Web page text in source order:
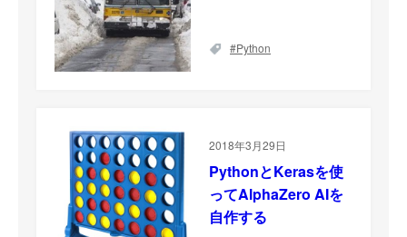
Python
2018年3月29日
PythonとKerasを使
ってAlphaZero AIを
自作する